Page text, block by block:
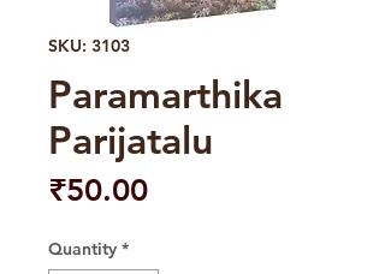
SKU: 3103
Paramarthika
Parijatalu
₹50.00Price
Quantity *